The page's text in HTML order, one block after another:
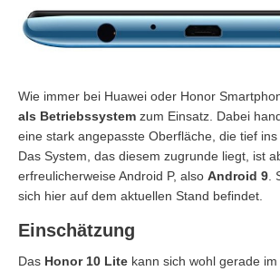
Wie immer bei Huawei oder Honor
als Betriebssystem zum Einsatz. Dabei
eine stark angepasste Oberfläche, die tief
Das System, das diesem zugrunde liegt, ist
erfreulicherweise Android P, also Android 9.
sich hier auf dem aktuellen Stand befindet.
Einschätzung
Das Honor 10 Lite kann sich wohl gerade